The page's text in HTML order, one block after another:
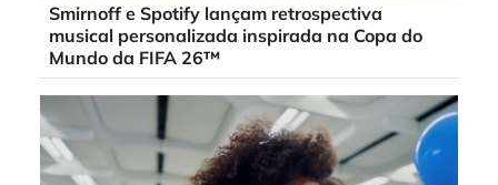
Smirnoff e Spotify lançam retrospectiva
musical personalizada inspirada na Copa do
Mundo da FIFA 26™